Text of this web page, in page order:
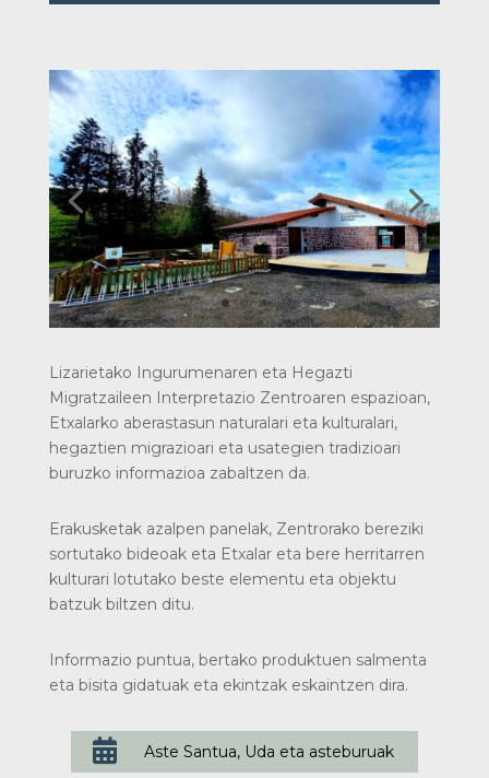
Lizarietako Ingurumenaren eta Hegazti
Migratzaileen Interpretazio Zentroaren espazioan,
Etxalarko aberastasun naturalari eta kulturalari,
hegaztien migrazioari eta usategien tradizioari
buruzko informazioa zabaltzen da.
Erakusketak azalpen panelak, Zentrorako bereziki
sortutako bideoak eta Etxalar eta bere herritarren
kulturari lotutako beste elementu eta objektu
batzuk biltzen ditu.
Informazio puntua, bertako produktuen salmenta
eta bisita gidatuak eta ekintzak eskaintzen dira.
 Aste Santua, Uda eta asteburuak